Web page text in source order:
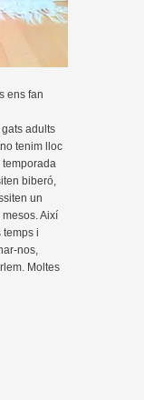
ens fan
adults
tenim lloc
biberó,
un
Així
temps i
nos,
Moltes